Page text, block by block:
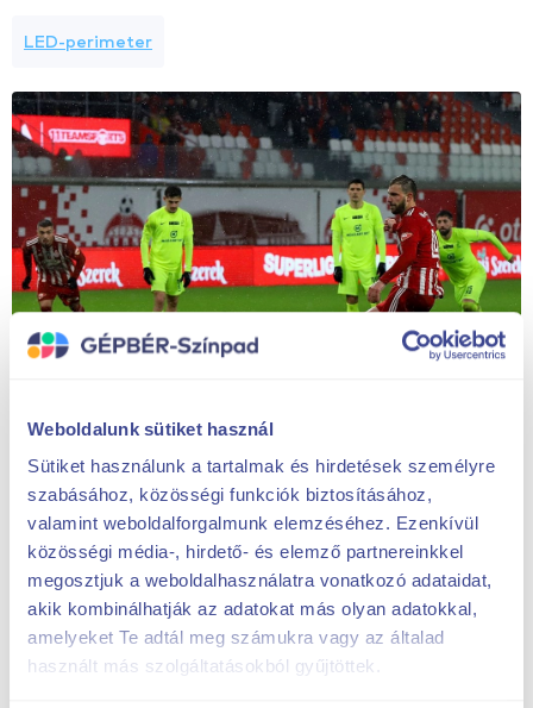
Weboldalunk sütiket használ
Sütiket használunk a tartalmak és hirdetések személyre
szabásához, közösségi funkciók biztosításához,
valamint weboldalforgalmunk elemzéséhez. Ezenkívül
közösségi média-, hirdető- és elemző partnereinkkel
megosztjuk a weboldalhasználatra vonatkozó adataidat,
akik kombinálhatják az adatokat más olyan adatokkal,
amelyeket Te adtál meg számukra vagy az általad
használt más szolgáltatásokból gyűjtöttek.
LED-perimeter